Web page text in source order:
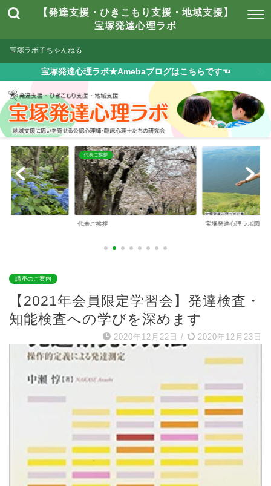
【発達支援・ひきこもり支援・地域支援】
宝塚発達心理ラボ
宝塚ラボ子ちゃんねる
宝塚発達心理ラボ★Amebaブログはこちらです☜
代表ご挨拶
代表ご挨拶 宝塚発達心理ラボ図書
講座のご案内
【2021年会員限定学習会】発達検査・
知能検査への学びを深めます
2020年12月22日 / 2020年12月23日